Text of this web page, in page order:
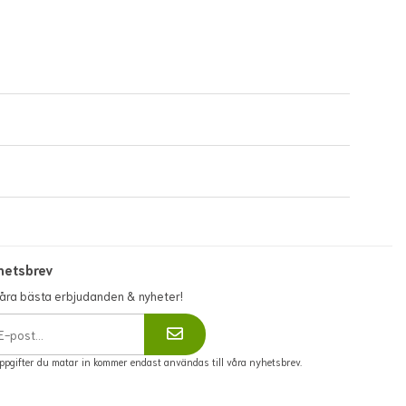
bästa erbjudanden & nyheter!
du matar in kommer endast användas till våra nyhetsbrev.